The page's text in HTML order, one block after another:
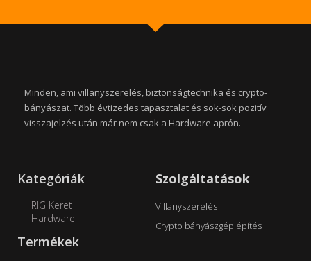
Minden, ami villanyszerelés, biztonságtechnika és crypto-
bányászat. Több évtizedes tapasztalat és sok-sok pozitív
visszajelzés után már nem csak a Hardware aprón.
Kategóriák
RIG Keret
Hardware
Termékek
Szolgáltatások
Villanyszerelés
Crypto bányászgép építés